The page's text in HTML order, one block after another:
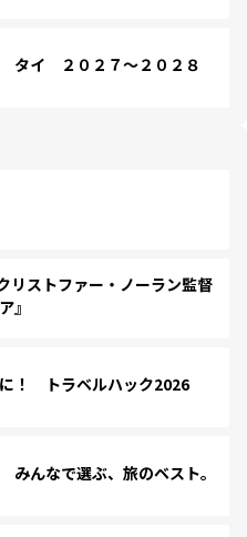
タイ ２０２７～２０２８
ストファー・ノーラン監督
』
！ トラベルハック2026
んなで選ぶ、旅のベスト。